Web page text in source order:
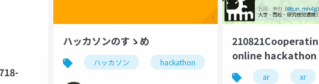
ハッカソンのすゝめ
ハッカソン hackathon programming
online hackathon
satellite venue
ar xr